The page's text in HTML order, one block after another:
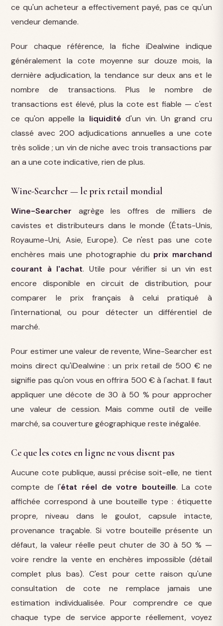
ce qu'un acheteur a effectivement payé, pas ce qu'un
vendeur demande.
Pour chaque référence, la fiche iDealwine indique
généralement la cote moyenne sur douze mois, la
dernière adjudication, la tendance sur deux ans et le
nombre de transactions. Plus le nombre de
transactions est élevé, plus la cote est fiable — c'est
ce qu'on appelle la liquidité d'un vin. Un grand cru
classé avec 200 adjudications annuelles a une cote
très solide ; un vin de niche avec trois transactions par
an a une cote indicative, rien de plus.
Wine-Searcher — le prix retail mondial
Wine-Searcher agrège les offres de milliers de
cavistes et distributeurs dans le monde (États-Unis,
Royaume-Uni, Asie, Europe). Ce n'est pas une cote
enchères mais une photographie du prix marchand
courant à l'achat. Utile pour vérifier si un vin est
encore disponible en circuit de distribution, pour
comparer le prix français à celui pratiqué à
l'international, ou pour détecter un différentiel de
marché.
Pour estimer une valeur de revente, Wine-Searcher est
moins direct qu'iDealwine : un prix retail de 500 € ne
signifie pas qu'on vous en offrira 500 € à l'achat. Il faut
appliquer une décote de 30 à 50 % pour approcher
une valeur de cession. Mais comme outil de veille
marché, sa couverture géographique reste inégalée.
Ce que les cotes en ligne ne vous disent pas
Aucune cote publique, aussi précise soit-elle, ne tient
compte de l'état réel de votre bouteille. La cote
affichée correspond à une bouteille type : étiquette
propre, niveau dans le goulot, capsule intacte,
provenance traçable. Si votre bouteille présente un
défaut, la valeur réelle peut chuter de 30 à 50 % —
voire rendre la vente en enchères impossible (détail
complet plus bas). C'est pour cette raison qu'une
consultation de cote ne remplace jamais une
estimation individualisée. Pour comprendre ce que
chaque type de service apporte réellement, voyez